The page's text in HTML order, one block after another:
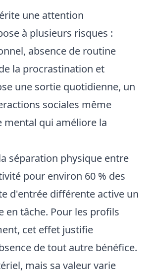
une attention
à plusieurs risques :
absence de routine
la procrastination et
une sortie quotidienne, un
sociales même
mental qui améliore la
séparation physique entre
pour environ 60 % des
d'entrée différente active un
tâche. Pour les profils
cet effet justifie
de tout autre bénéfice.
mais sa valeur varie